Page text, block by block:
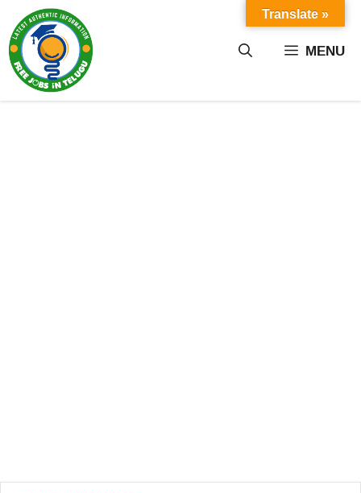
content MENU
Translate »